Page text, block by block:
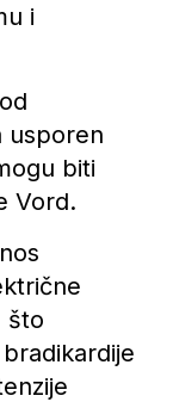
i
usporen
biti
Vord.
što